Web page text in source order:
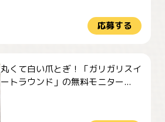
応募する
丸くて白い爪とぎ！「ガリガリスイ
ートラウンド」の無料モニター...